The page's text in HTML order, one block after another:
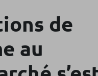
de
au